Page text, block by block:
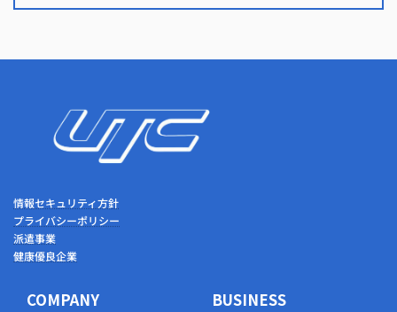
情報セキュリティ方針
プライバシーポリシー
派遣事業
健康優良企業
COMPANY BUSINESS